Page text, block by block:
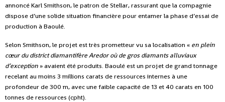
annoncé Karl Smithson, le patron de Stellar, rassurant que la compagnie
dispose d’une solide situation financière pour entamer la phase d’essai de
production à Baoulé.
Selon Smithson, le projet est très prometteur vu sa localisation « en plein
cœur du district diamantifère Aredor où de gros diamants alluviaux
d’exception » avaient été produits. Baoulé est un projet de grand tonnage
recelant au moins 3 millions carats de ressources internes à une
profondeur de 300 m, avec une faible capacité de 13 et 40 carats en 100
tonnes de ressources (cpht).